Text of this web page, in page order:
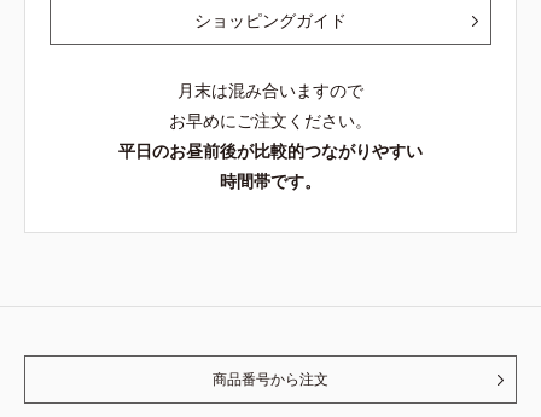
ショッピングガイド
月末は混み合いますので
お早めにご注文ください。
平日のお昼前後が比較的つながりやすい
時間帯です。
商品番号から注文